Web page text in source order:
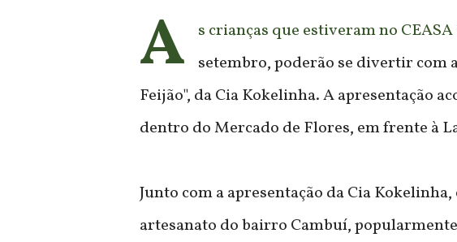
A
s crianças que estiveram no CEASA
setembro, poderão se divertir com
Feijão", da Cia Kokelinha. A apresentação
dentro do Mercado de Flores, em frente à
Junto com a apresentação da Cia
artesanato do bairro Cambuí,